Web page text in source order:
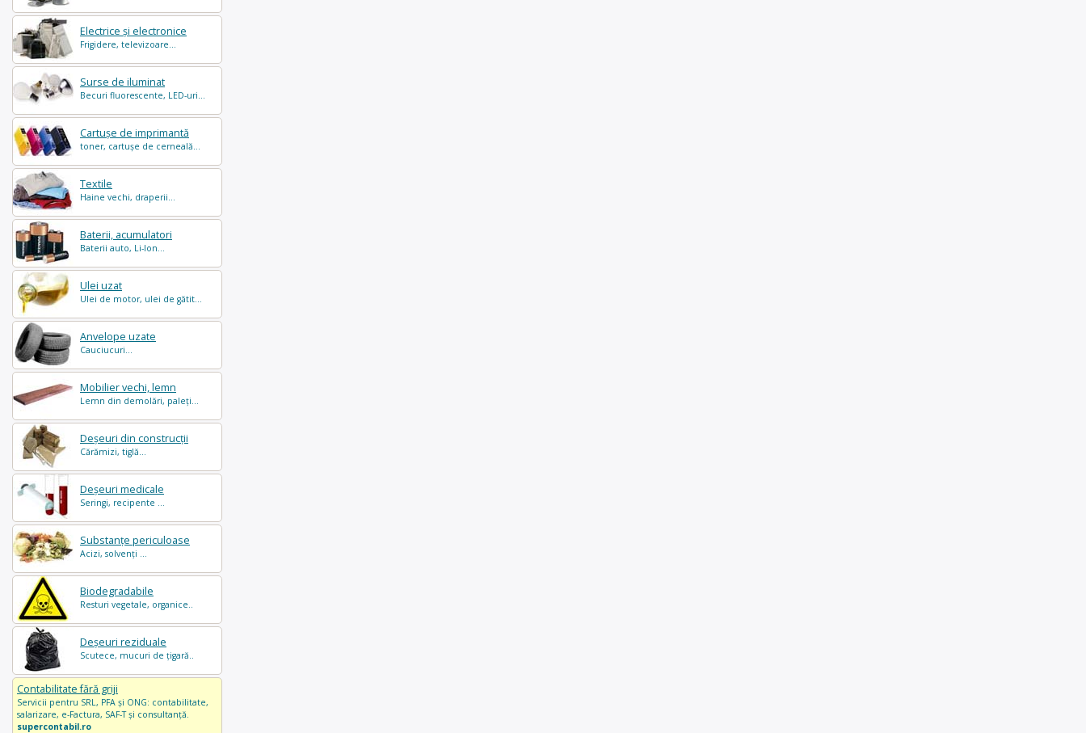
Electrice și electronice
Frigidere, televizoare...
Surse de iluminat
Becuri fluorescente, LED-uri...
Cartușe de imprimantă
toner, cartușe de cerneală...
Textile
Haine vechi, draperii...
Baterii, acumulatori
Baterii auto, Li-Ion...
Ulei uzat
Ulei de motor, ulei de gătit...
Anvelope uzate
Cauciucuri...
Mobilier vechi, lemn
Lemn din demolări, paleți...
Deșeuri din construcții
Cărămizi, tiglă...
Deșeuri medicale
Seringi, recipente ...
Substanțe periculoase
Acizi, solvenți ...
Biodegradabile
Resturi vegetale, organice..
Deșeuri reziduale
Scutece, mucuri de țigară..
Contabilitate fără griji
Servicii pentru SRL, PFA și ONG: contabilitate,
salarizare, e-Factura, SAF-T și consultanță.
supercontabil.ro